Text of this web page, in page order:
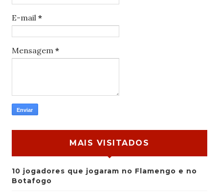
E-mail *
Mensagem *
MAIS VISITADOS
10 jogadores que jogaram no Flamengo e no
Botafogo